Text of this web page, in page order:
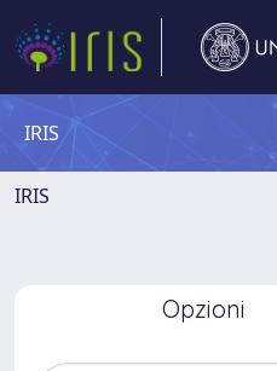
IRIS
IRIS
Opzioni